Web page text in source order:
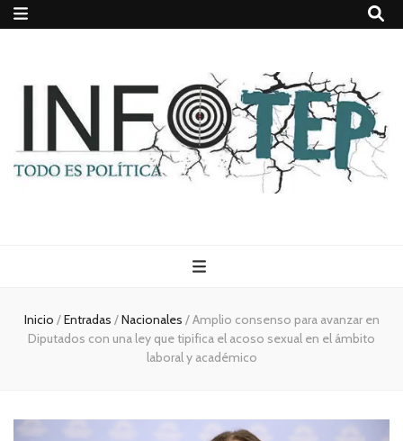
Todo es
(rosca)
política
Inicio /Entradas /Nacionales /Amplio consenso para avanzar en
Diputados con una ley que tipifica el acoso sexual en el ámbito
laboral y académico